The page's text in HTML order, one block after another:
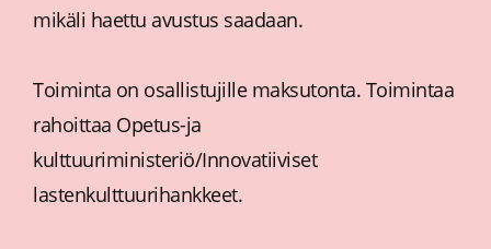
mikäli haettu avustus saadaan.
Toiminta on osallistujille maksutonta. Toimintaa
rahoittaa Opetus-ja
kulttuuriministeriö/Innovatiiviset
lastenkulttuurihankkeet.